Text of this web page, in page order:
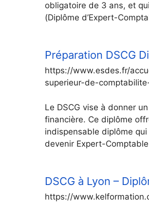
obligatoire de 3 ans, et
(Diplôme d’Expert-
Préparation DSCG
https://www.esdes.fr/
superieur-de-
Le DSCG vise à donner
financière. Ce diplôme
indispensable diplôme qui
devenir Expert-
DSCG à Lyon –
https://